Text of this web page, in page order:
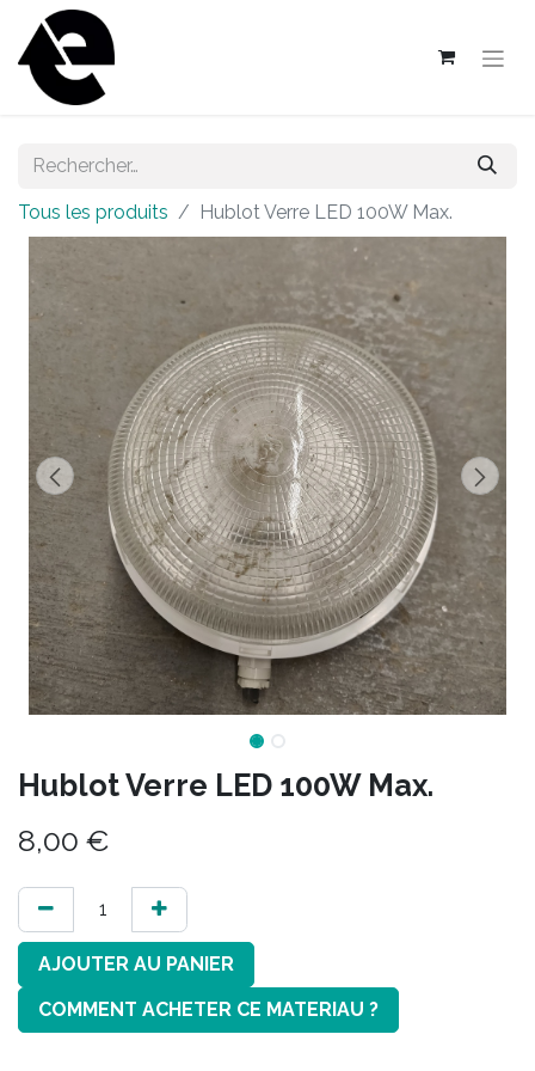
Tous les produits Hublot Verre LED 100W Max.
Hublot Verre LED 100W Max.
8,00 €
AJOUTER AU PANIER
COMMENT ACHETER CE MATERIAU ?